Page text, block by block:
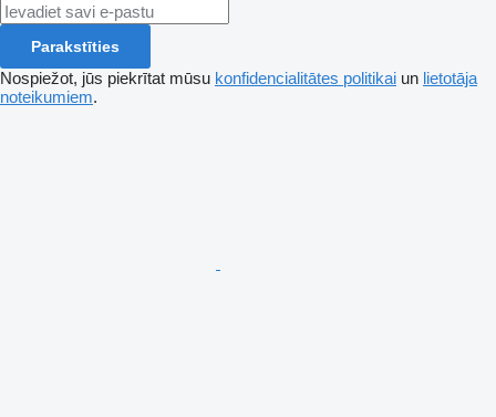
Parakstīties
Nospiežot, jūs piekrītat mūsu konfidencialitātes politikai un lietotāja
noteikumiem.